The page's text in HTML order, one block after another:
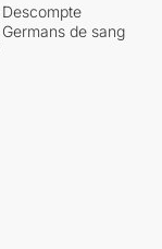
Descompte
Germans de sang